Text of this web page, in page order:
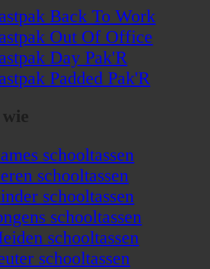
Back To Work
Out Of Office
Day Pak'R
Padded Pak'R
schooltassen
schooltassen
schooltassen
schooltassen
schooltassen
schooltassen